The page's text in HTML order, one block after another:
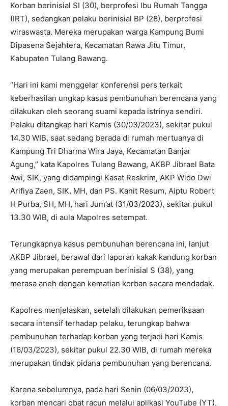
Korban berinisial SI (30), berprofesi Ibu Rumah Tangga
(IRT), sedangkan pelaku berinisial BP (28), berprofesi
wiraswasta. Mereka merupakan warga Kampung Bumi
Dipasena Sejahtera, Kecamatan Rawa Jitu Timur,
Kabupaten Tulang Bawang.
“Hari ini kami menggelar konferensi pers terkait
keberhasilan ungkap kasus pembunuhan berencana yang
dilakukan oleh seorang suami kepada istrinya sendiri.
Pelaku ditangkap hari Kamis (30/03/2023), sekitar pukul
14.30 WIB, saat sedang berada di rumah mertuanya di
Kampung Tri Dharma Wira Jaya, Kecamatan Banjar
Agung,” kata Kapolres Tulang Bawang, AKBP Jibrael Bata
Awi, SIK, yang didampingi Kasat Reskrim, AKP Wido Dwi
Arifiya Zaen, SIK, MH, dan PS. Kanit Resum, Aiptu Robert
H Purba, SH, MH, hari Jum’at (31/03/2023), sekitar pukul
13.30 WIB, di aula Mapolres setempat.
Terungkapnya kasus pembunuhan berencana ini, lanjut
AKBP Jibrael, berawal dari laporan kakak kandung korban
yang merupakan perempuan berinisial S (38), yang
merasa aneh dengan kematian korban secara mendadak.
Kapolres menjelaskan, setelah dilakukan pemeriksaan
secara intensif terhadap pelaku, terungkap bahwa
pembunuhan terhadap korban yang terjadi hari Kamis
(16/03/2023), sekitar pukul 22.30 WIB, di rumah mereka
merupakan tindak pidana pembunuhan yang berencana.
Karena sebelumnya, pada hari Senin (06/03/2023),
korban mencari obat racun melalui aplikasi YouTube (YT),